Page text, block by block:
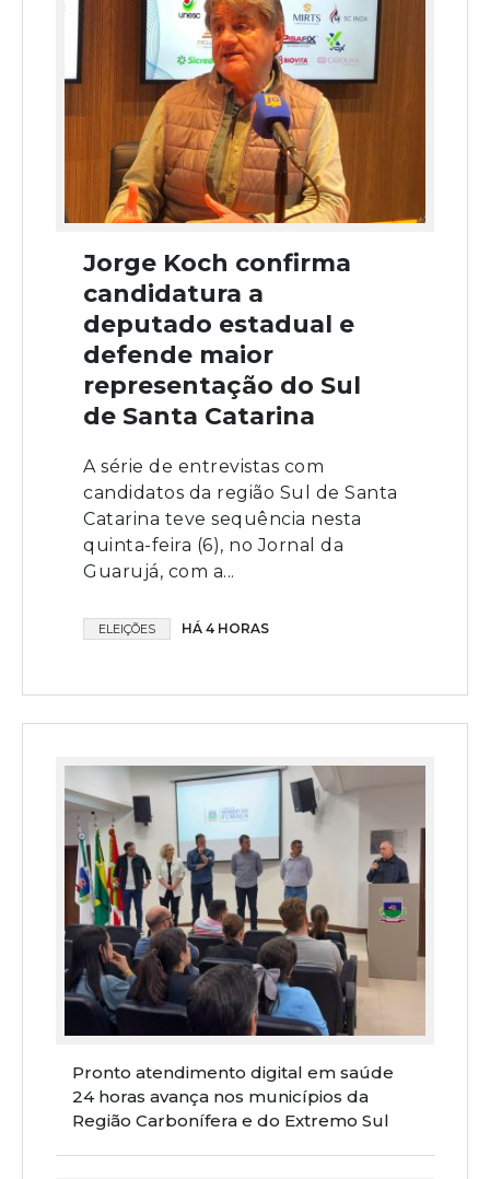
Jorge Koch confirma
candidatura a
deputado estadual e
defende maior
representação do Sul
de Santa Catarina
A série de entrevistas com
candidatos da região Sul de Santa
Catarina teve sequência nesta
quinta-feira (6), no Jornal da
Guarujá, com a...
ELEIÇÕES HÁ 4 HORAS
Pronto atendimento digital em saúde
24 horas avança nos municípios da
Região Carbonífera e do Extremo Sul